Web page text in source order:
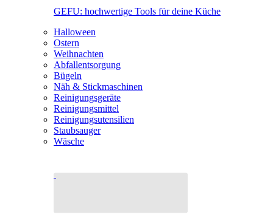
GEFU: hochwertige Tools für deine Küche
Halloween
Ostern
Weihnachten
Abfallentsorgung
Bügeln
Näh & Stickmaschinen
Reinigungsgeräte
Reinigungsmittel
Reinigungsutensilien
Staubsauger
Wäsche